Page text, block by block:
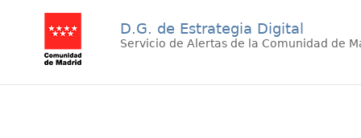
D.G. de Estrategia Digital
Servicio de Alertas de la Comunidad de